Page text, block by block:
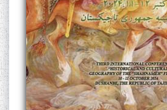
The Persian Gulf Beautiful
poetry from Устод Мумин
Қаноат (Ustod Mumin Qanoat)
and Master Mehryar
Mehrafarin about the conflict
of the name of the Persian
Gulf